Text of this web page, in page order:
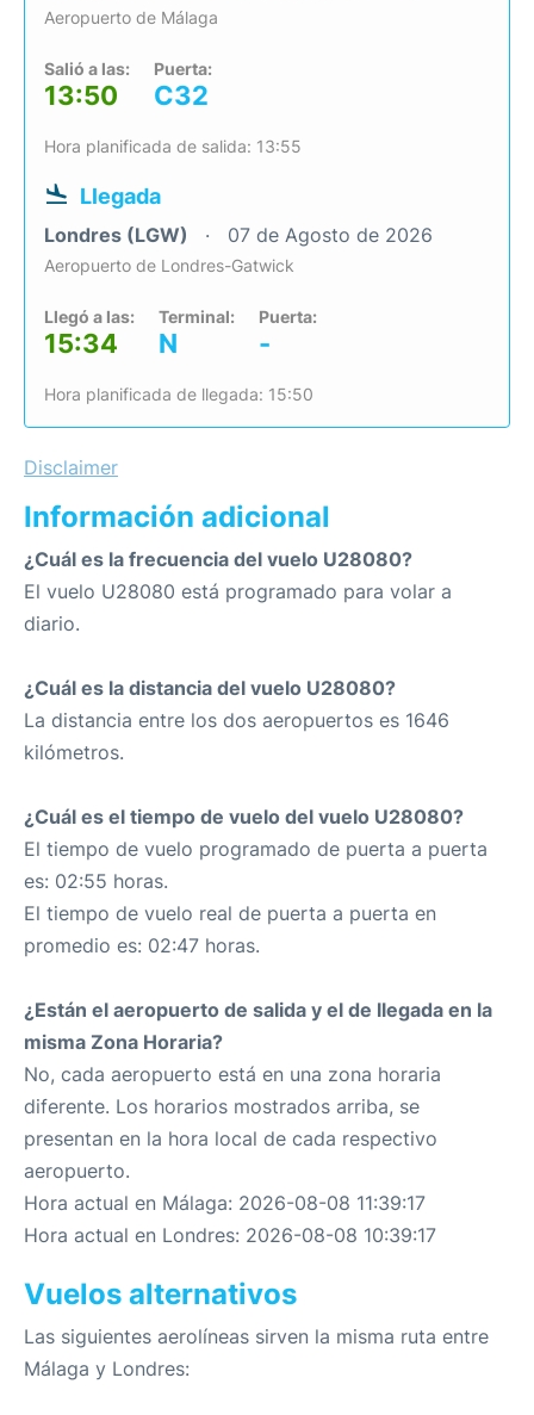
Aeropuerto de Málaga
Salió a las:
13:50
Puerta:
C32
Hora planificada de salida: 13:55
Llegada
Londres (LGW) 07 de Agosto de 2026
Aeropuerto de Londres-Gatwick
Llegó a las:
15:34
Terminal:
N
Puerta:
-
Hora planificada de llegada: 15:50
Disclaimer
Información adicional
¿Cuál es la frecuencia del vuelo U28080?
El vuelo U28080 está programado para volar a
diario.
¿Cuál es la distancia del vuelo U28080?
La distancia entre los dos aeropuertos es 1646
kilómetros.
¿Cuál es el tiempo de vuelo del vuelo U28080?
El tiempo de vuelo programado de puerta a puerta
es: 02:55 horas.
El tiempo de vuelo real de puerta a puerta en
promedio es: 02:47 horas.
¿Están el aeropuerto de salida y el de llegada en la
misma Zona Horaria?
No, cada aeropuerto está en una zona horaria
diferente. Los horarios mostrados arriba, se
presentan en la hora local de cada respectivo
aeropuerto.
Hora actual en Málaga: 2026-08-08 11:39:17
Hora actual en Londres: 2026-08-08 10:39:17
Vuelos alternativos
Las siguientes aerolíneas sirven la misma ruta entre
Málaga y Londres: